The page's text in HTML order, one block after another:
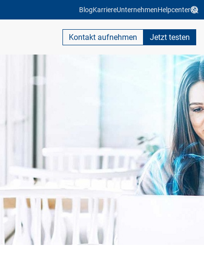
BlogKarriereUnternehmenHelpcenter
Kontakt aufnehmen Jetzt testen